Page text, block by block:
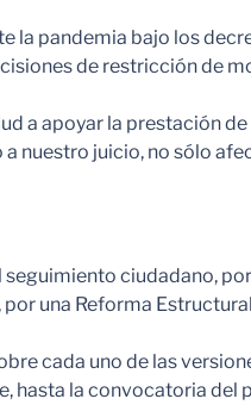
la pandemia bajo los
de restricción de
a apoyar la prestación
juicio, no sólo
ciudadano,
una Reforma
cada uno de las
hasta la convocatoria del